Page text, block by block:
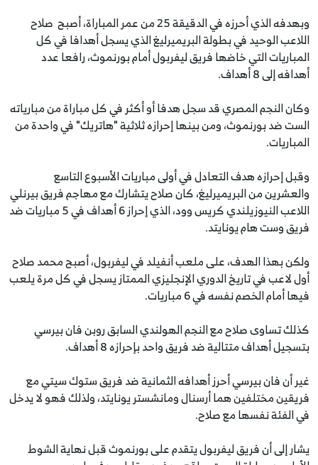
وبهدفه الذي أحرزه في الدقيقة 25 من عمر المباراة، أصبح صلاح
اللاعب الوحيد في بطولة البريميرليغ الذي يسجل أهدافا في كل
المباريات التي خاضها فريق ليفربول أمام بورنموث، رافعا عدد
أهدافه إلى 8 أهداف.
وكان النجم المصري قد سجل هدفا أو أكثر في كل مباراة من مبارياته
الست ضد بورنموث، ومن بينها إحرازه ثلاثية "هاتريك" في واحدة من
المباريات.
وقبل إحرازه هدف التعادل في أولى مباريات الأسبوع التاسع
والعشرين من البريميرليغ، كان صلاح يتشارك مع مهاجم فريق بيرنلي
اللاعب النيوزيلندي كريس وود، الذي إحراز 6 أهداف في 5 مباريات ضد
فريق وست هام يونايتد.
ولكن بهذا الهدف، على ملعب أنفيلد في ليفربول، أصبح محمد صلاح
أول لاعب في تاريخ الدوري الإنجليزي الممتاز يسجل في كل مرة يلعب
فيها أمام الخصم نفسه في 6 مباريات.
كذلك تساوى صلاح مع النجم الهولندي السابق روبن فان بيرسي
بتسجيل أهداف متتالية ضد فريق واحد بإحرازه 8 أهداف.
غير أن فان بيرسي أحرز أهدافه الثمانية ضد فريق ستوك سيتي مع
فريقين مختلفين هما أرسنال ومانشستر يونايتد، ولذلك فهو لا يدخل
في الفئة نفسها مع صلاح.
يشار إلى أن فريق ليفربول يتقدم على بورنموث قبل نهاية الشوط